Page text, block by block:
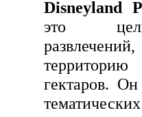
Disneyland
это
гектаров.